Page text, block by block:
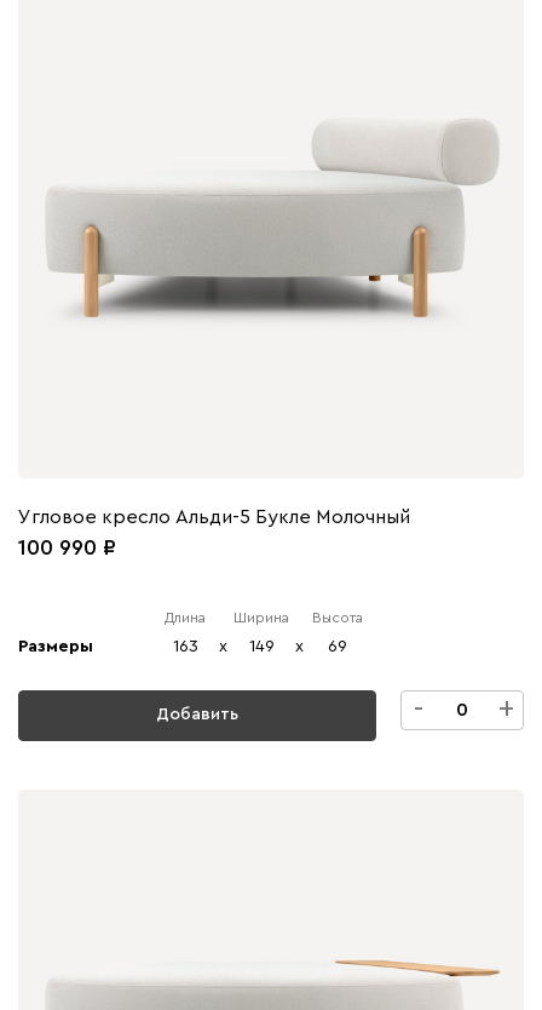
Угловое кресло Альди-5 Букле Молочный
100 990
Размеры
Длина
163 x
Ширина
149 x
Высота
69
Добавить - +